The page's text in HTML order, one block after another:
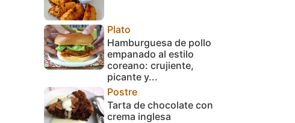
Plato
Hamburguesa de pollo
empanado al estilo
coreano: crujiente,
picante y...
Postre
Tarta de chocolate con
crema inglesa